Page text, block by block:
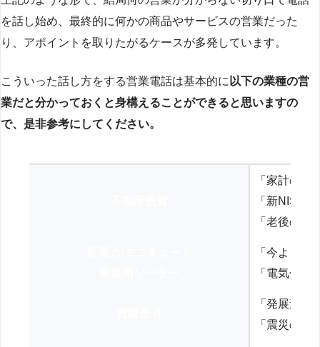
を話し始め、最終的に何かの商品やサービスの営業だった
り、アポイントを取りたがるケースが多発しています。
こういった話し方をする営業電話は基本的に 以下の業種の営
業だと分かっておくと身構えることができると思いますの
で、是非参考にしてください。
「家計の見
「新NISA
「老後の
「今より
「電気代を
「発展途
「震災の